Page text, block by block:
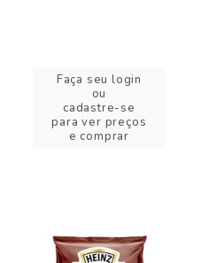
Faça seu login
ou
cadastre-se
para ver preços
e comprar